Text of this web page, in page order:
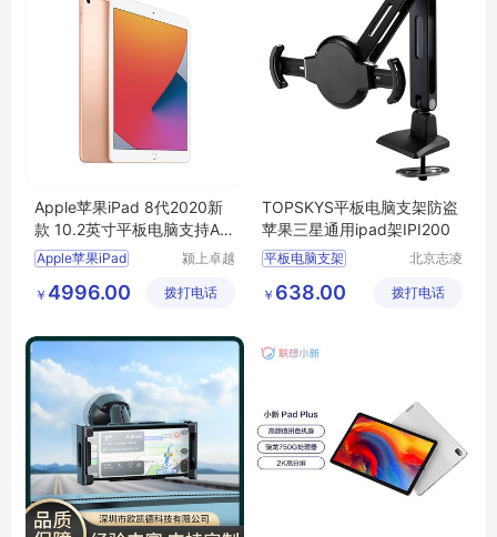
Apple苹果iPad 8代2020新
款 10.2英寸平板电脑支持Ap
ple pencil
Apple苹果iPad
颍上卓越
有限公司
￥ 4996.00 拨打电话
TOPSKYS平板电脑支架防盗
苹果三星通用ipad架IPI200
平板电脑支架
苹果IPAD支架
北京志凌
限公司
￥ 638.00 拨打电话